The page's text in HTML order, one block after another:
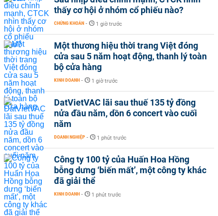
thấy cơ hội ở nhóm cổ phiếu nào?
CHỨNG KHOÁN - 1 giờ trước
Một thương hiệu thời trang Việt đóng
cửa sau 5 năm hoạt động, thanh lý toàn
bộ cửa hàng
KINH DOANH - 1 giờ trước
DatVietVAC lãi sau thuế 135 tỷ đồng
nửa đầu năm, dồn 6 concert vào cuối
năm
DOANH NGHIỆP - 1 phút trước
Công ty 100 tỷ của Huấn Hoa Hồng
bỗng dưng ‘biến mất’, một công ty khác
đã giải thể
KINH DOANH - 1 phút trước